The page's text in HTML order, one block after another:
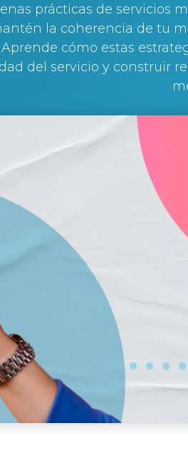
prácticas de servicios
la coherencia de tu
cómo estas
del servicio y construir